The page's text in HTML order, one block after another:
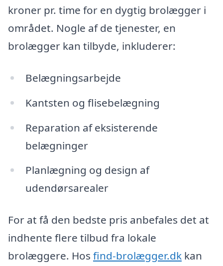
kroner pr. time for en dygtig brolægger i
området. Nogle af de tjenester, en
brolægger kan tilbyde, inkluderer:
Belægningsarbejde
Kantsten og flisebelægning
Reparation af eksisterende
belægninger
Planlægning og design af
udendørsarealer
For at få den bedste pris anbefales det at
indhente flere tilbud fra lokale
brolæggere. Hos find-brolægger.dk kan